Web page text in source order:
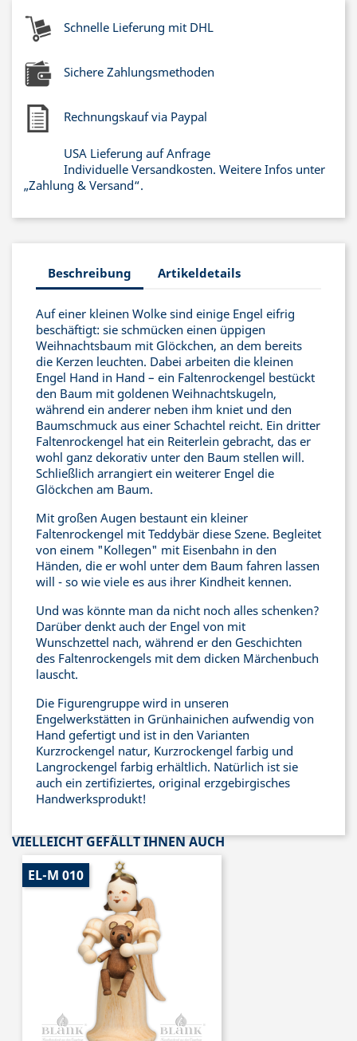
Schnelle Lieferung mit DHL
Sichere Zahlungsmethoden
Rechnungskauf via Paypal
USA Lieferung auf Anfrage
Individuelle Versandkosten. Weitere Infos unter
„Zahlung & Versand“.
Beschreibung Artikeldetails
Auf einer kleinen Wolke sind einige Engel eifrig
beschäftigt: sie schmücken einen üppigen
Weihnachtsbaum mit Glöckchen, an dem bereits
die Kerzen leuchten. Dabei arbeiten die kleinen
Engel Hand in Hand – ein Faltenrockengel bestückt
den Baum mit goldenen Weihnachtskugeln,
während ein anderer neben ihm kniet und den
Baumschmuck aus einer Schachtel reicht. Ein dritter
Faltenrockengel hat ein Reiterlein gebracht, das er
wohl ganz dekorativ unter den Baum stellen will.
Schließlich arrangiert ein weiterer Engel die
Glöckchen am Baum.
Mit großen Augen bestaunt ein kleiner
Faltenrockengel mit Teddybär diese Szene. Begleitet
von einem "Kollegen" mit Eisenbahn in den
Händen, die er wohl unter dem Baum fahren lassen
will - so wie viele es aus ihrer Kindheit kennen.
Und was könnte man da nicht noch alles schenken?
Darüber denkt auch der Engel von mit
Wunschzettel nach, während er den Geschichten
des Faltenrockengels mit dem dicken Märchenbuch
lauscht.
Die Figurengruppe wird in unseren
Engelwerkstätten in Grünhainichen aufwendig von
Hand gefertigt und ist in den Varianten
Kurzrockengel natur, Kurzrockengel farbig und
Langrockengel farbig erhältlich. Natürlich ist sie
auch ein zertifiziertes, original erzgebirgisches
Handwerksprodukt!
VIELLEICHT GEFÄLLT IHNEN AUCH
EL-M 010